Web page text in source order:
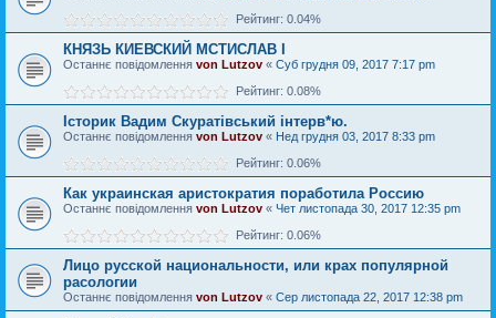
Рейтинг: 0.04%
КНЯЗЬ КИЕВСКИЙ МСТИСЛАВ I
Останнє повідомлення von Lutzov « Суб грудня 09, 2017 7:17 pm
Рейтинг: 0.08%
Історик Вадим Скуратівський інтерв*ю.
Останнє повідомлення von Lutzov « Нед грудня 03, 2017 8:33 pm
Рейтинг: 0.06%
Как украинская аристократия поработила Россию
Останнє повідомлення von Lutzov « Чет листопада 30, 2017 12:35 pm
Рейтинг: 0.06%
Лицо русской национальности, или крах популярной
расологии
Останнє повідомлення von Lutzov « Сер листопада 22, 2017 12:38 pm